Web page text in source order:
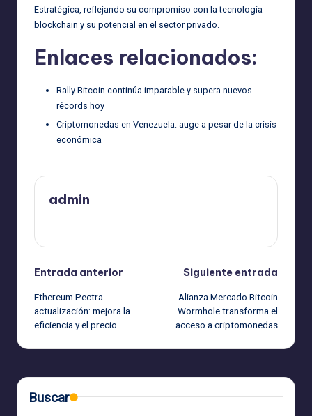
Estratégica, reflejando su compromiso con la tecnología
blockchain y su potencial en el sector privado.
Enlaces relacionados:
Rally Bitcoin continúa imparable y supera nuevos
récords hoy
Criptomonedas en Venezuela: auge a pesar de la crisis
económica
admin
Navegación
de
entradas
Entrada anterior
Ethereum Pectra
actualización: mejora la
eficiencia y el precio
Siguiente entrada
Alianza Mercado Bitcoin
Wormhole transforma el
acceso a criptomonedas
Buscar